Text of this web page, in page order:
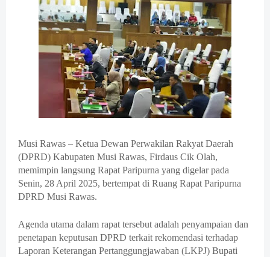
Musi Rawas – Ketua Dewan Perwakilan Rakyat Daerah
(DPRD) Kabupaten Musi Rawas, Firdaus Cik Olah,
memimpin langsung Rapat Paripurna yang digelar pada
Senin, 28 April 2025, bertempat di Ruang Rapat Paripurna
DPRD Musi Rawas.
Agenda utama dalam rapat tersebut adalah penyampaian dan
penetapan keputusan DPRD terkait rekomendasi terhadap
Laporan Keterangan Pertanggungjawaban (LKPJ) Bupati